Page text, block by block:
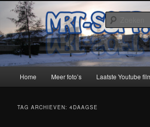
Spring
naar
primaire
inhoud
Spring
naar
secundaire
inhoudMRT-Soft
Home Meer foto’s Laatste Youtube
TAG ARCHIEVEN:4DAAGSE